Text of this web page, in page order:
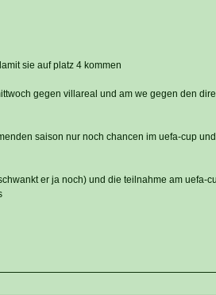
sie auf platz 4 kommen
gegen villareal und am we gegen den
saison nur noch chancen im uefa-cup
er ja noch) und die teilnahme am uefa-